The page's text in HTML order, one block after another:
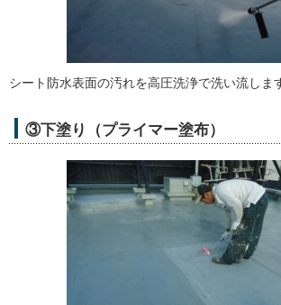
シート防水表面の汚れを高圧洗浄で洗い流しま
③下塗り（プライマー塗布）